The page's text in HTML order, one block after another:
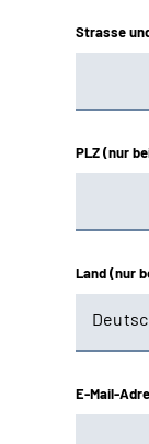
Strasse
PLZ (nur
Land (nur
E-Mail-